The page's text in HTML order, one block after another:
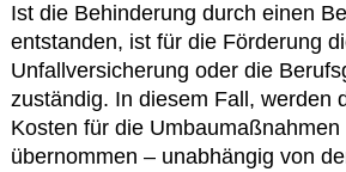
Ist die Behinderung durch einen
entstanden, ist für die Förderung
Unfallversicherung oder die
zuständig. In diesem Fall, werden
Kosten für die
übernommen – unabhängig von